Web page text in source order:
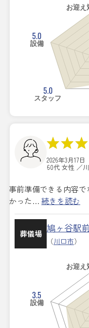
お迎え
5.0
スタッフ
5.0
設備
2026年3月17日
60代 女性 ／
事前準備できる内容
かった… 続きを読む
葬儀場 鳩ヶ谷駅
（川口市）
お迎え
3.5
設備